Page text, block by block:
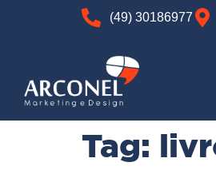
(49) 30186977
Tag: